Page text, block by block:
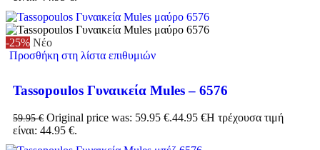
-25% Νέο
Προσθήκη στη λίστα επιθυμιών
Tassopoulos Γυναικεία Mules – 6576
59.95€ Original price was: 59.95 €.44.95 €Η τρέχουσα τιμή
είναι: 44.95 €.